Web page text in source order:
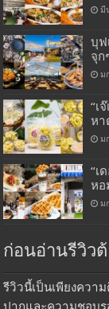
มี
บุฟ
จุก
ม
“เ
หา
ม
“เ
หอ
ม
ก่อนอ่านรีวิวต้
รีวิวนี้เป็นเพียงควา